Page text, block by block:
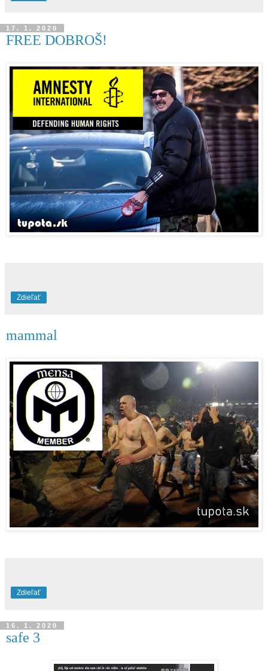
17. 1. 2020
FREE DOBROŠ!
Zdieľať
mammal
Zdieľať
16. 1. 2020
safe 3